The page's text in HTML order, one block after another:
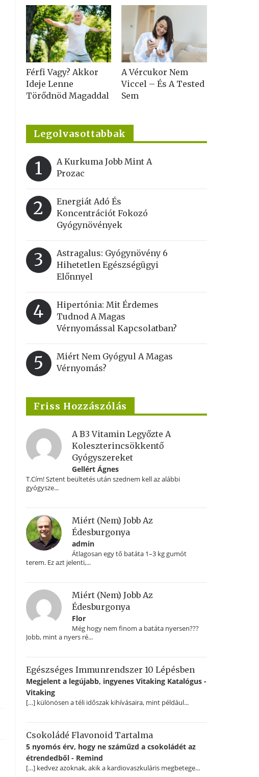
Férfi Vagy? Akkor
Ideje Lenne
Törődnöd Magaddal
A Vércukor Nem
Viccel – És A Tested
Sem
Legolvasottabbak
1
A Kurkuma Jobb Mint A
Prozac
2
Energiát Adó És
Koncentrációt Fokozó
Gyógynövények
3
Astragalus: Gyógynövény 6
Hihetetlen Egészségügyi
Előnnyel
4
Hipertónia: Mit Érdemes
Tudnod A Magas
Vérnyomással Kapcsolatban?
5
Miért Nem Gyógyul A Magas
Vérnyomás?
Friss Hozzászólás
A B3 Vitamin Legyőzte A
Koleszterincsökkentő
Gyógyszereket
Gellért Ágnes
T.Cím! Sztent beültetés után szednem kell az alábbi
gyógysze...
Miért (nem) Jobb Az
Édesburgonya
admin
Átlagosan egy tő batáta 1–3 kg gumót
terem. Ez azt jelenti,...
Miért (nem) Jobb Az
Édesburgonya
Flor
Még hogy nem finom a batáta nyersen???
Jobb, mint a nyers ré...
Egészséges Immunrendszer 10 Lépésben
Megjelent a legújabb, ingyenes Vitaking Katalógus -
Vitaking
[…] különösen a téli időszak kihívásaira, mint például...
Csokoládé Flavonoid Tartalma
5 nyomós érv, hogy ne száműzd a csokoládét az
étrendedből - Remind
[…] kedvez azoknak, akik a kardiovaszkuláris megbetege...